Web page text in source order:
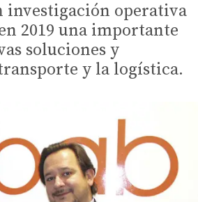
investigación operativa
2019 una importante
soluciones y
y la logística.